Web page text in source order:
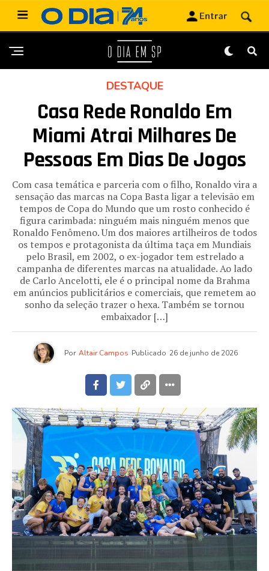
DESTAQUE
Casa Rede Ronaldo Em
Miami Atrai Milhares De
Pessoas Em Dias De Jogos
Com casa temática e parceria com o filho, Ronaldo vira a
sensação das marcas na Copa Basta ligar a televisão em
tempos de Copa do Mundo que um rosto conhecido é
figura carimbada: ninguém mais ninguém menos que
Ronaldo Fenômeno. Um dos maiores artilheiros de todos
os tempos e protagonista da última taça em Mundiais
pelo Brasil, em 2002, o ex-jogador tem estrelado a
campanha de diferentes marcas na atualidade. Ao lado
de Carlo Ancelotti, ele é o principal nome da Brahma
em anúncios publicitários e comerciais, que remetem ao
sonho da seleção trazer o hexa. Também se tornou
embaixador […]
Por Altair Campos Publicado 26 de junho de 2026